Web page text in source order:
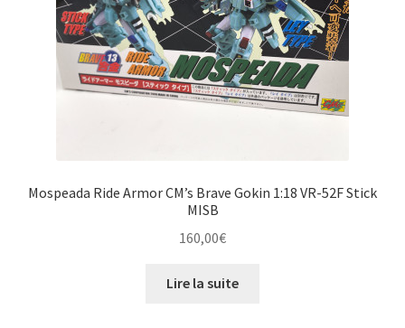
Mospeada Ride Armor CM’s Brave Gokin 1:18 VR-52F Stick
MISB
160,00€
Lire la suite